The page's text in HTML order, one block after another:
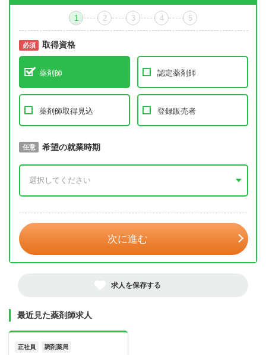
1 2 3 4 5
必須 取得資格
薬剤師 認定薬剤師
薬剤師取得見込 登録販売者
必須 取得予定年
任意 希望の就業時期
次に進む
求人を保存する
最近見た薬剤師求人
正社員 調剤薬局